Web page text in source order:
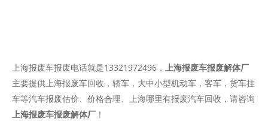
上海报废车报废电话就是13321972496， 上海报废车报废解体厂
主要提供上海报废车回收，轿车，大中小型机动车，客车，货车挂
车等汽车报废估价、价格合理、上海哪里有报废汽车回收，请咨询
上海报废车报废解体厂 ！